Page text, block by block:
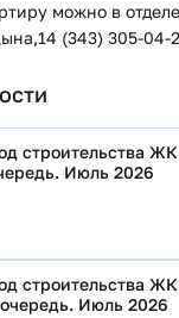
можно в
(343) 305-04-
строительства
Июль 2026
ЖК "На Тенистой",
Июль 2026